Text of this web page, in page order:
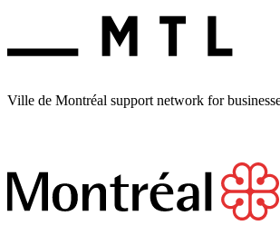
Ville de Montréal support network for